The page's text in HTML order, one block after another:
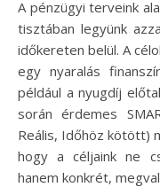
A pénzügyi terveink
tisztában legyünk
időkereten belül. A
egy nyaralás
például a nyugdíj
során érdemes
Reális, Időhöz kötött)
hogy a céljaink ne
hanem konkrét,